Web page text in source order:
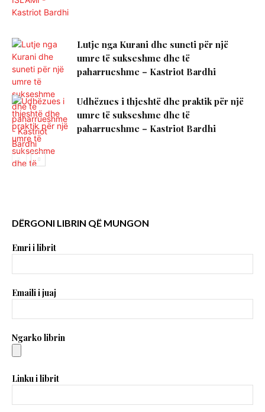
Lutje nga Kurani dhe suneti për një
umre të sukseshme dhe të
paharrueshme – Kastriot Bardhi
Udhëzues i thjeshtë dhe praktik për një
umre të sukseshme dhe të
paharrueshme – Kastriot Bardhi
DËRGONI LIBRIN QË MUNGON
Emri i librit
Emaili i juaj
Ngarko librin
Linku i librit